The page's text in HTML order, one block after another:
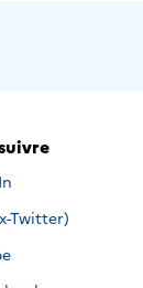
sur
suivre sur
Twitter)
sur